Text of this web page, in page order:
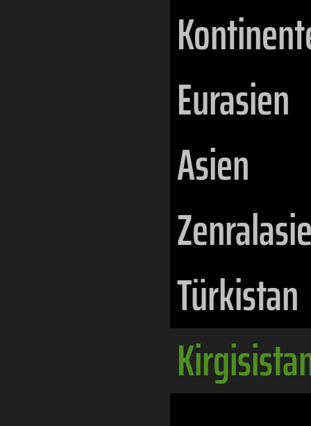
Eurasien
Asien
Türkistan